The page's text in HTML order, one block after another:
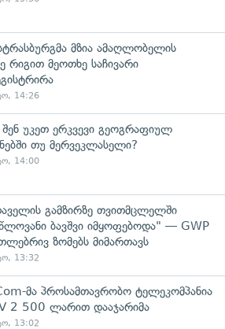
მზია ამაღლობელის
რიგით მეოთხე საჩივარი
14:26
შენ უკეთ ერკვევი გეოგრაფიულ
თუ მერვეკლასელი?
14:00
გამზირზე თვითმცლელში
ბავშვი იმყოფებოდა" — GWP
ზომებს მიმართავს
13:32
მა პროსამთავრობო ტელეკომპანია
2 500 ლარით დააჯარიმა
13:02